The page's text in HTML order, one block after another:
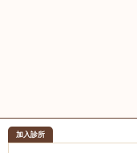
加入診所